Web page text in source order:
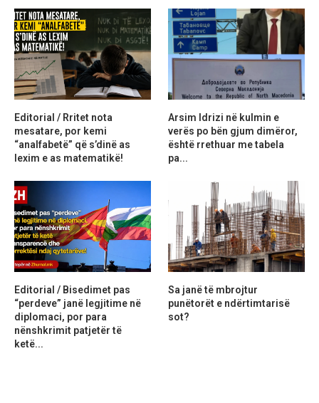
Editorial / Rritet nota
mesatare, por kemi
“analfabetë” që s’dinë as
lexim e as matematikë!
Arsim Idrizi në kulmin e
verës po bën gjum dimëror,
është rrethuar me tabela
pa...
Editorial / Bisedimet pas
“perdeve” janë legjitime në
diplomaci, por para
nënshkrimit patjetër të
ketë...
Sa janë të mbrojtur
punëtorët e ndërtimtarisë
sot?